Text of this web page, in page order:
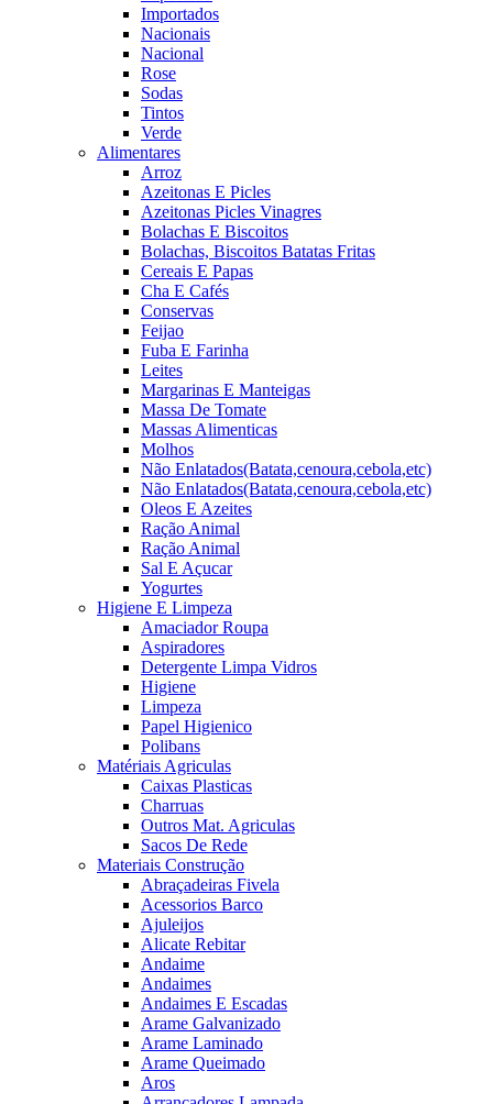
Importados
Nacionais
Nacional
Rose
Sodas
Tintos
Verde
Alimentares
Arroz
Azeitonas E Picles
Azeitonas Picles Vinagres
Bolachas E Biscoitos
Bolachas, Biscoitos Batatas Fritas
Cereais E Papas
Cha E Cafés
Conservas
Feijao
Fuba E Farinha
Leites
Margarinas E Manteigas
Massa De Tomate
Massas Alimenticas
Molhos
Não Enlatados(Batata,cenoura,cebola,etc)
Não Enlatados(Batata,cenoura,cebola,etc)
Oleos E Azeites
Ração Animal
Ração Animal
Sal E Açucar
Yogurtes
Higiene E Limpeza
Amaciador Roupa
Aspiradores
Detergente Limpa Vidros
Higiene
Limpeza
Papel Higienico
Polibans
Matériais Agriculas
Caixas Plasticas
Charruas
Outros Mat. Agriculas
Sacos De Rede
Materiais Construção
Abraçadeiras Fivela
Acessorios Barco
Ajuleijos
Alicate Rebitar
Andaime
Andaimes
Andaimes E Escadas
Arame Galvanizado
Arame Laminado
Arame Queimado
Aros